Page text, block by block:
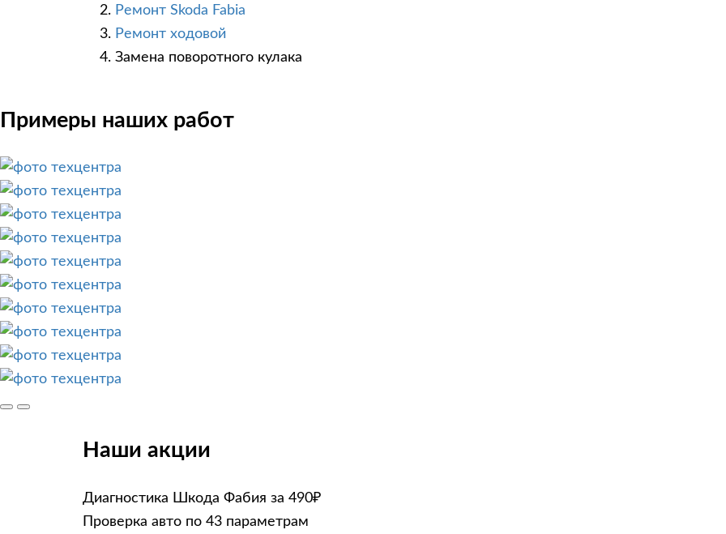
Ремонт Skoda Fabia
Ремонт ходовой
Замена поворотного кулака
Примеры наших работ
Наши акции
Диагностика Шкода Фабия за 490₽
Проверка авто по 43 параметрам